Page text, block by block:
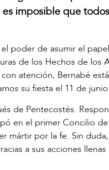
imposible que
poder de asumir el
de los Hechos de los
atención, Bernabé
su fiesta el 11 de junio.
de Pentecostés.
en el primer Concilio
mártir por la fe. Sin
a sus acciones